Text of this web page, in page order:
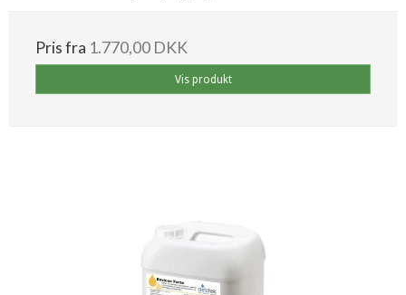
Pris fra 1.770,00 DKK
Vis produkt